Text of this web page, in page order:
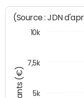
(Source : JDN
10k
5k
7,5k